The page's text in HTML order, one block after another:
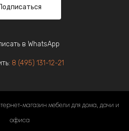
в WhatsApp
8 (495) 131-12-21
магазин мебели для дома, дачи и
офиса